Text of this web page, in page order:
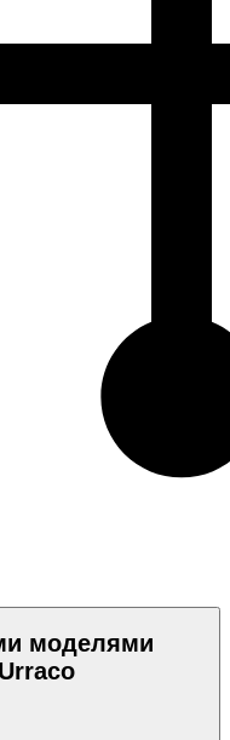
моделями